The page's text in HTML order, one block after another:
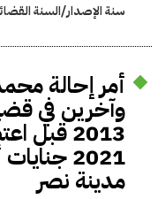
سنة الإصدار/السنة
أمر إحالة
وآخرين في
2021
مدينة نصر